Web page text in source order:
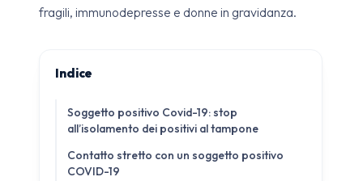
fragili, immunodepresse e donne in gravidanza.
Indice
Soggetto positivo Covid-19: stop
all’isolamento dei positivi al tampone
Contatto stretto con un soggetto positivo
COVID-19